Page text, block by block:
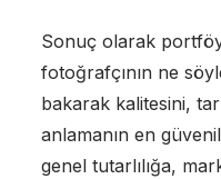
Sonuç olarak
fotoğrafçının ne
bakarak kalitesini,
anlamanın en
genel tutarlılığa,